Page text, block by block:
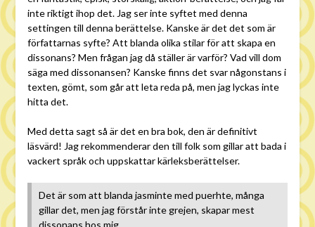
inte riktigt ihop det. Jag ser inte syftet med denna
settingen till denna berättelse. Kanske är det det som är
författarnas syfte? Att blanda olika stilar för att skapa en
dissonans? Men frågan jag då ställer är varför? Vad vill dom
säga med dissonansen? Kanske finns det svar någonstans i
texten, gömt, som går att leta reda på, men jag lyckas inte
hitta det.
Med detta sagt så är det en bra bok, den är definitivt
läsvärd! Jag rekommenderar den till folk som gillar att bada i
vackert språk och uppskattar kärleksberättelser.
Det är som att blanda jasminte med puerhte, många
gillar det, men jag förstår inte grejen, skapar mest